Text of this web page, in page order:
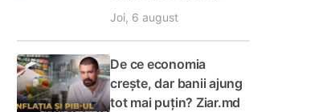
Joi, 6 august
De ce economia
crește, dar banii ajung
tot mai puțin? Ziar.md